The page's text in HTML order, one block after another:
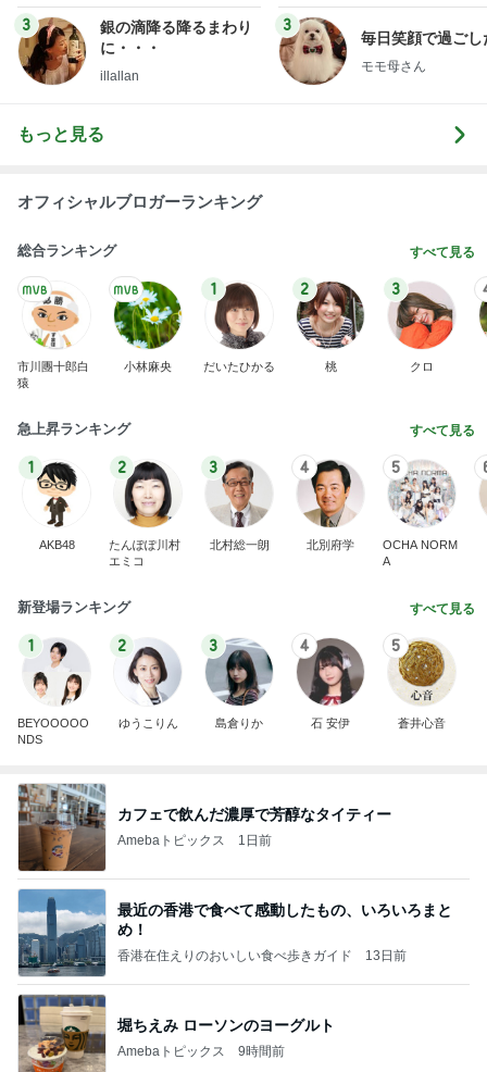
3
銀の滴降る降るまわり
に・・・
illallan
3
毎日笑顔で過ごし
モモ母さん
もっと見る
オフィシャルブロガーランキング
総合ランキング すべて見る
市川團十郎白
猿
小林麻央
1
だいたひかる
2
桃
3
クロ
急上昇ランキング すべて見る
1
AKB48
2
たんぽぽ川村
エミコ
3
北村総一朗
4
北別府学
5
OCHA NORM
A
新登場ランキング すべて見る
1
BEYOOOOO
NDS
2
ゆうこりん
3
島倉りか
4
石 安伊
5
蒼井心音
カフェで飲んだ濃厚で芳醇なタイティー
Amebaトピックス 1日前
最近の香港で食べて感動したもの、いろいろまと
め！
香港在住えりのおいしい食べ歩きガイド 13日前
堀ちえみ ローソンのヨーグルト
Amebaトピックス 9時間前